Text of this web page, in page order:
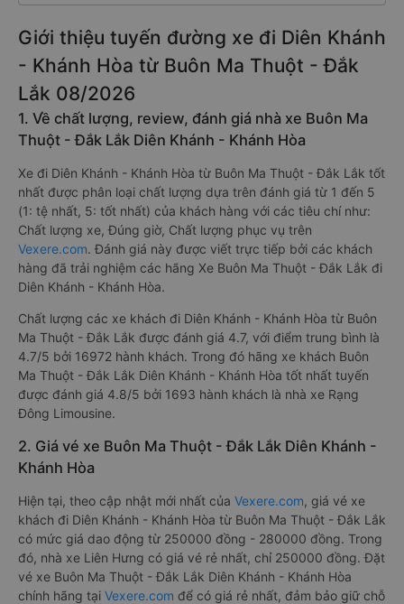
Giới thiệu tuyến đường xe đi Diên Khánh
- Khánh Hòa từ Buôn Ma Thuột - Đắk
Lắk 08/2026
1. Về chất lượng, review, đánh giá nhà xe Buôn Ma
Thuột - Đắk Lắk Diên Khánh - Khánh Hòa
Xe đi Diên Khánh - Khánh Hòa từ Buôn Ma Thuột - Đắk Lắk tốt
nhất được phân loại chất lượng dựa trên đánh giá từ 1 đến 5
(1: tệ nhất, 5: tốt nhất) của khách hàng với các tiêu chí như:
Chất lượng xe, Đúng giờ, Chất lượng phục vụ trên
Vexere.com. Đánh giá này được viết trực tiếp bởi các khách
hàng đã trải nghiệm các hãng Xe Buôn Ma Thuột - Đắk Lắk đi
Diên Khánh - Khánh Hòa.
Chất lượng các xe khách đi Diên Khánh - Khánh Hòa từ Buôn
Ma Thuột - Đắk Lắk được đánh giá 4.7, với điểm trung bình là
4.7/5 bởi 16972 hành khách. Trong đó hãng xe khách Buôn
Ma Thuột - Đắk Lắk Diên Khánh - Khánh Hòa tốt nhất tuyến
được đánh giá 4.8/5 bởi 1693 hành khách là nhà xe Rạng
Đông Limousine.
2. Giá vé xe Buôn Ma Thuột - Đắk Lắk Diên Khánh -
Khánh Hòa
Hiện tại, theo cập nhật mới nhất của Vexere.com, giá vé xe
khách đi Diên Khánh - Khánh Hòa từ Buôn Ma Thuột - Đắk Lắk
có mức giá dao động từ 250000 đồng - 280000 đồng. Trong
đó, nhà xe Liên Hưng có giá vé rẻ nhất, chỉ 250000 đồng. Đặt
vé xe Buôn Ma Thuột - Đắk Lắk Diên Khánh - Khánh Hòa
chính hãng tại Vexere.com để có giá rẻ nhất, đảm bảo giữ chỗ